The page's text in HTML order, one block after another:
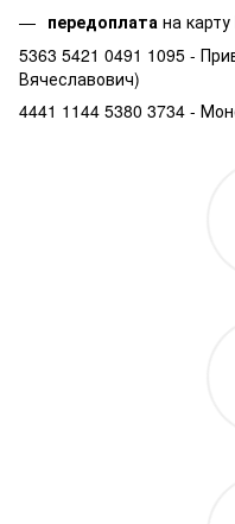
передоплата на
5363 5421 0491 1095 -
Вячеславович)
4441 1144 5380 3734 -